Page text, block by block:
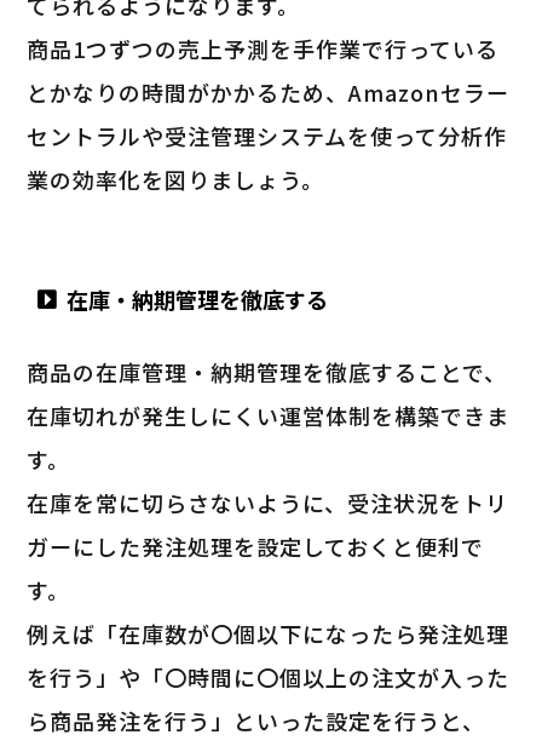
商品1つずつの売上予測を手作業で行っている
とかなりの時間がかかるため、Amazonセラー
セントラルや受注管理システムを使って分析作
業の効率化を図りましょう。
在庫・納期管理を徹底する
商品の在庫管理・納期管理を徹底することで、
在庫切れが発生しにくい運営体制を構築できま
す。
在庫を常に切らさないように、受注状況をトリ
ガーにした発注処理を設定しておくと便利で
す。
例えば「在庫数が〇個以下になったら発注処理
を行う」や「〇時間に〇個以上の注文が入った
ら商品発注を行う」といった設定を行うと、